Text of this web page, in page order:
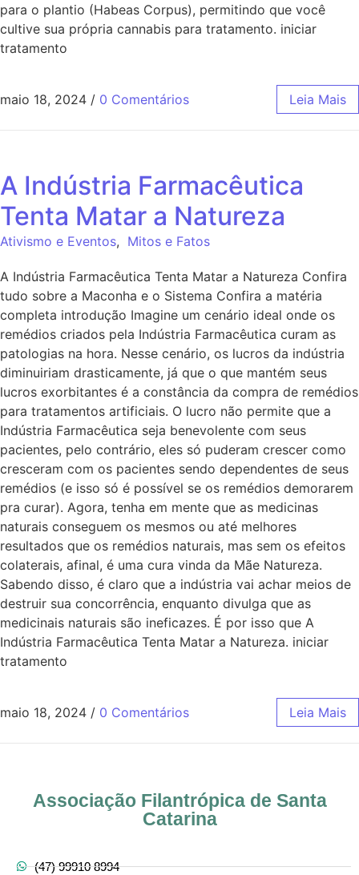
para o plantio (Habeas Corpus), permitindo que você
cultive sua própria cannabis para tratamento. iniciar
tratamento
maio 18, 2024 / 0 Comentários Leia Mais
A Indústria Farmacêutica
Tenta Matar a Natureza
Ativismo e Eventos, Mitos e Fatos
A Indústria Farmacêutica Tenta Matar a Natureza Confira
tudo sobre a Maconha e o Sistema Confira a matéria
completa introdução Imagine um cenário ideal onde os
remédios criados pela Indústria Farmacêutica curam as
patologias na hora. Nesse cenário, os lucros da indústria
diminuiriam drasticamente, já que o que mantém seus
lucros exorbitantes é a constância da compra de remédios
para tratamentos artificiais. O lucro não permite que a
Indústria Farmacêutica seja benevolente com seus
pacientes, pelo contrário, eles só puderam crescer como
cresceram com os pacientes sendo dependentes de seus
remédios (e isso só é possível se os remédios demorarem
pra curar). Agora, tenha em mente que as medicinas
naturais conseguem os mesmos ou até melhores
resultados que os remédios naturais, mas sem os efeitos
colaterais, afinal, é uma cura vinda da Mãe Natureza.
Sabendo disso, é claro que a indústria vai achar meios de
destruir sua concorrência, enquanto divulga que as
medicinais naturais são ineficazes. É por isso que A
Indústria Farmacêutica Tenta Matar a Natureza. iniciar
tratamento
maio 18, 2024 / 0 Comentários Leia Mais
Associação Filantrópica de Santa
Catarina
(47) 99910 8994